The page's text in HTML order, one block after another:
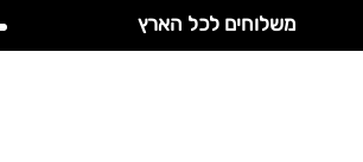
משלוחים לכל הארץ